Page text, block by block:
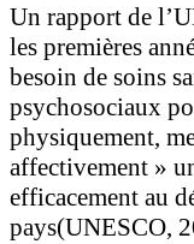
Un rapport de
les premières
besoin de soins
psychosociaux
physiquement,
affectivement »
efficacement au
pays(UNESCO,